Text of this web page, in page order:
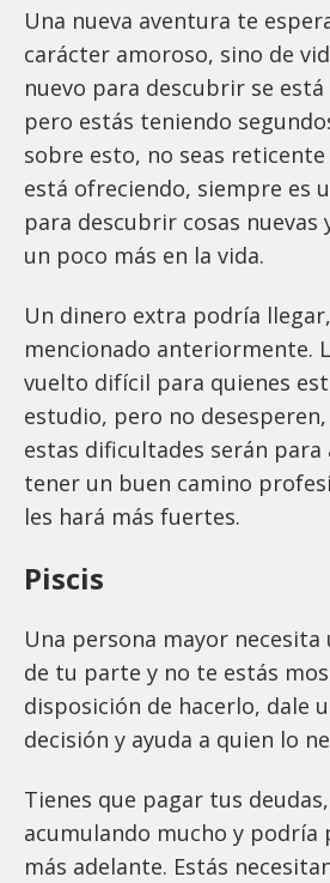
Una nueva aventura te
carácter amoroso, sino de
nuevo para descubrir se
pero estás teniendo
sobre esto, no seas
está ofreciendo, siempre es
para descubrir cosas
un poco más en la vida.
Un dinero extra podría
mencionado anteriormente.
vuelto difícil para quienes
estudio, pero no
estas dificultades serán
tener un buen camino
les hará más fuertes.
Piscis
Una persona mayor
de tu parte y no te estás
disposición de hacerlo, dale
decisión y ayuda a quien lo
Tienes que pagar tus
acumulando mucho y podría
más adelante. Estás